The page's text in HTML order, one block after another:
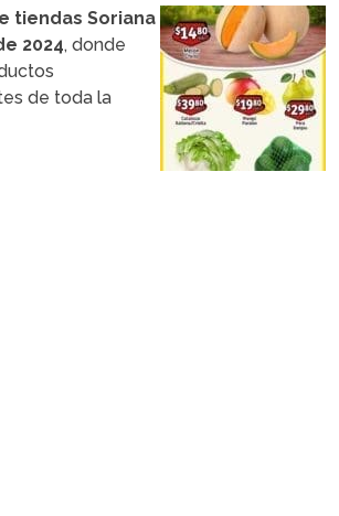
tiendas Soriana
2024, donde
de toda la